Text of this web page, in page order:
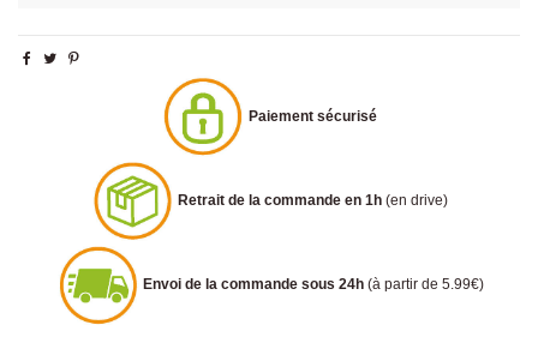
Paiement sécurisé
Retrait de la commande en 1h (en drive)
Envoi de la commande sous 24h (à partir de 5.99€)